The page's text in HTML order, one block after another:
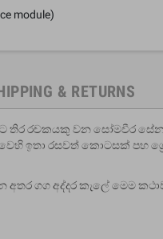
module)
& RETURNS
රචකයකු වන සෝමවීර
ඉතා රසවත් කොටසක් පහ
ගග අද්දර කැලේ මෙම